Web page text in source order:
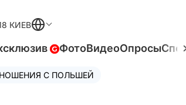
КИЕВ
ФотоВидеоОпросы
С ПОЛЬШЕЙ